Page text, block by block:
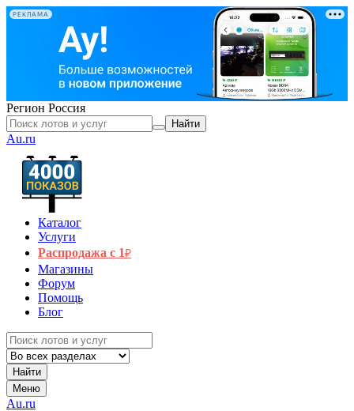
РЕКЛАМА
Регион Россия
Найти
Au.ru
Каталог
Услуги
Распродажа с 1₽
Магазины
Форум
Помощь
Блог
Найти
Меню
Au.ru